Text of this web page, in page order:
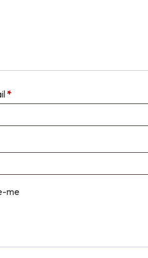
*
me